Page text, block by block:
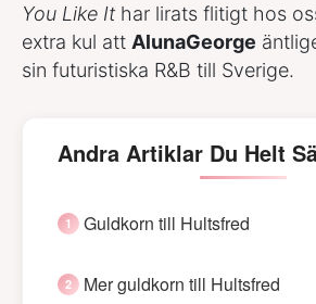
You Like It har lirats flitigt hos
extra kul att AlunaGeorge
sin futuristiska R&B till Sverige.
Andra Artiklar Du Helt
Guldkorn till Hultsfred
Mer guldkorn till Hultsfred